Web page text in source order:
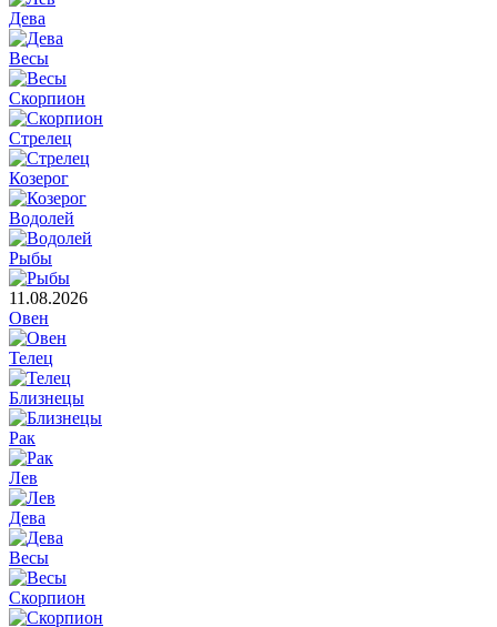
Дева
Весы
Скорпион
Стрелец
Козерог
Водолей
Рыбы
11.08.2026
Овен
Телец
Близнецы
Рак
Лев
Дева
Весы
Скорпион